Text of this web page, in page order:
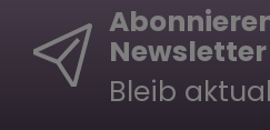
Newsletter
Bleib